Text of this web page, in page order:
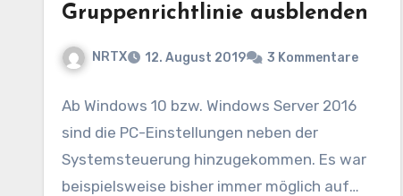
Gruppenrichtlinie ausblenden
NRTX 12. August 2019 3 Kommentare
Ab Windows 10 bzw. Windows Server 2016
sind die PC-Einstellungen neben der
Systemsteuerung hinzugekommen. Es war
beispielsweise bisher immer möglich auf